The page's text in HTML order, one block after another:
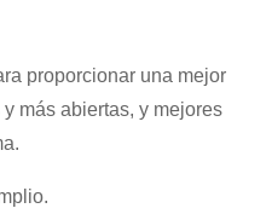
proporcionar una mejor
más abiertas, y mejores